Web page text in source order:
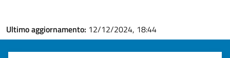
Ultimo aggiornamento: 12/12/2024, 18:44